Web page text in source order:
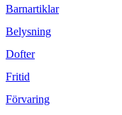
Barnartiklar
Belysning
Dofter
Fritid
Förvaring